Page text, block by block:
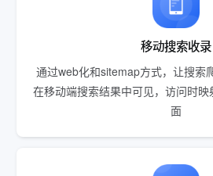
移动搜索收录
通过web化和sitemap方式，让搜索
在移动端搜索结果中可见，访问时
面